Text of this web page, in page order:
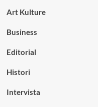
Art Kulture
Business
Editorial
Histori
Intervista